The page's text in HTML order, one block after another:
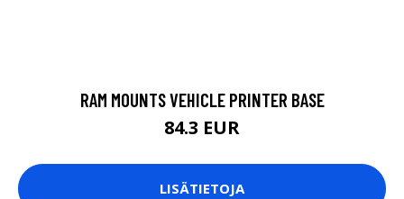
RAM MOUNTS VEHICLE PRINTER BASE
84.3 EUR
LISÄTIETOJA